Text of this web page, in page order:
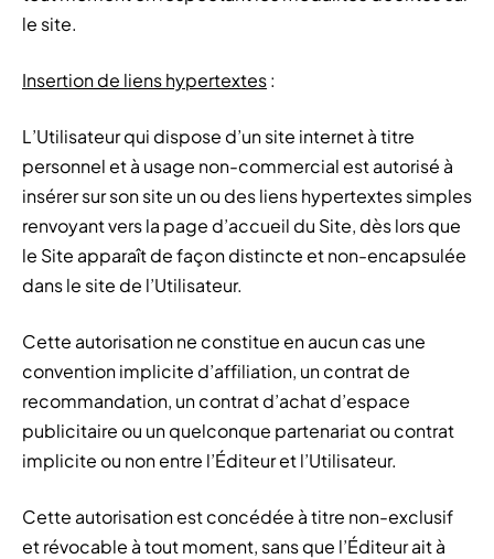
le site.
Insertion de liens hypertextes:
L’Utilisateur qui dispose d’un site internet à titre
personnel et à usage non-commercial est autorisé à
insérer sur son site un ou des liens hypertextes simples
renvoyant vers la page d’accueil du Site, dès lors que
le Site apparaît de façon distincte et non-encapsulée
dans le site de l’Utilisateur.
Cette autorisation ne constitue en aucun cas une
convention implicite d’affiliation, un contrat de
recommandation, un contrat d’achat d’espace
publicitaire ou un quelconque partenariat ou contrat
implicite ou non entre l’Éditeur et l’Utilisateur.
Cette autorisation est concédée à titre non-exclusif
et révocable à tout moment, sans que l’Éditeur ait à